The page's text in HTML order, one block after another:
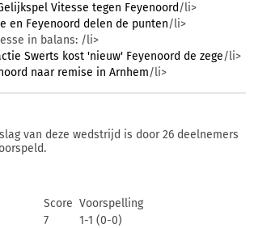
Vitesse tegen Feyenoord /li>
en Feyenoord delen de punten/li>
in balans: /li>
Swerts kost 'nieuw' Feyenoord de zege/li>
naar remise in Arnhem/li>
van deze wedstrijd is door 26 deelnemers
Score Voorspelling
7
1-1 (0-0)